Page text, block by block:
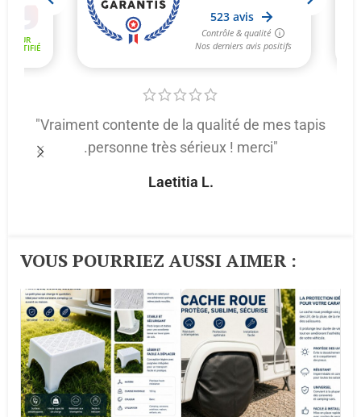
"Vraiment contente de la qualité de mes tapis
.personne très sérieux ! merci"
Laetitia L.
VOUS POURRIEZ AUSSI AIMER :​